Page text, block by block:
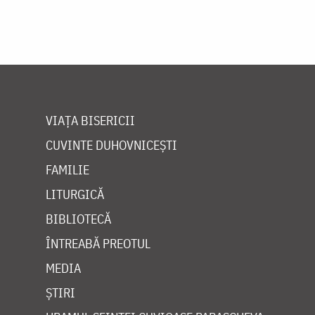
VIAȚA BISERICII
CUVINTE DUHOVNICEȘTI
FAMILIE
LITURGICĂ
BIBLIOTECĂ
ÎNTREABĂ PREOTUL
MEDIA
ȘTIRI